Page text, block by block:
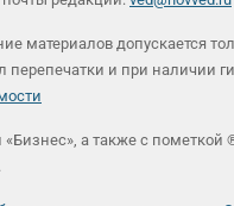
материалов допускается
перепечатки и при наличии
а также с пометкой